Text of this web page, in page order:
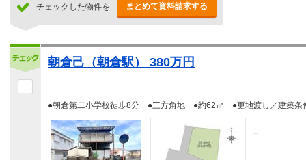
チェックした物件を まとめて資料請求する
朝倉己（朝倉駅） 380万円
●朝倉第二小学校徒歩8分 ●三方角地 ●約62㎡ ●更地渡し／建築条